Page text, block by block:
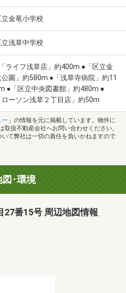
立金竜小学校
立浅草中学校
ライフ浅草店」約400m ●「区立金
公園」約580m ●「浅草寺病院」約11
●「区立中央図書館」約480m ●
ローソン浅草２丁目店」約50m
ー 」の情報を元に掲載しています。物件に
扱不動産会社へお問い合わせください。
て弊社は一切の責任を負いかねますので
図･環境
27番15号 周辺地図情報